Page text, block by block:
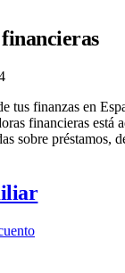
tus finanzas en
financieras está
sobre préstamos,